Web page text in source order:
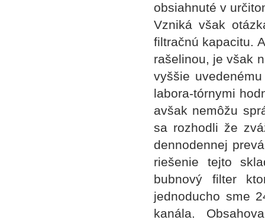
obsiahnuté v
Vzniká však
filtračnú kapacitu.
rašelinou, je však
vyššie
labora-tórnymi
avšak nemôžu
sa rozhodli že
dennodennej
riešenie tejto
bubnový filter
jednoducho sme
kanála.